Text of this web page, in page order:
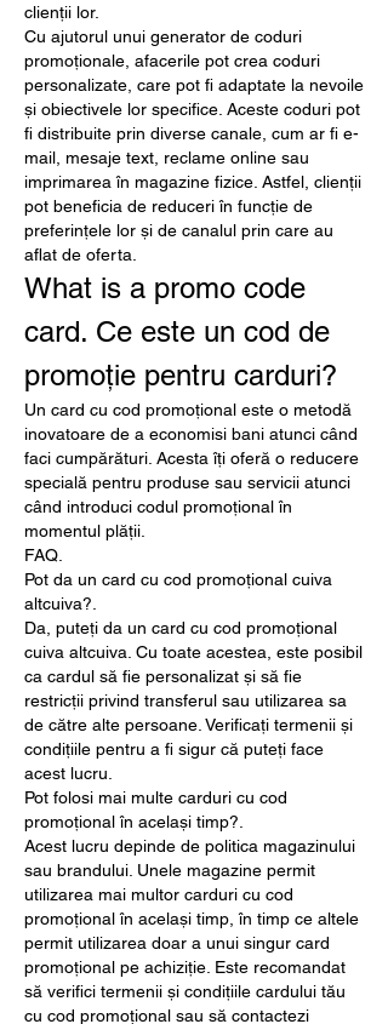
clienții lor.
Cu ajutorul unui generator de coduri
promoționale, afacerile pot crea coduri
personalizate, care pot fi adaptate la nevoile
și obiectivele lor specifice. Aceste coduri pot
fi distribuite prin diverse canale, cum ar fi e-
mail, mesaje text, reclame online sau
imprimarea în magazine fizice. Astfel, clienții
pot beneficia de reduceri în funcție de
preferințele lor și de canalul prin care au
aflat de oferta.
What is a promo code
card. Ce este un cod de
promoție pentru carduri?
Un card cu cod promoțional este o metodă
inovatoare de a economisi bani atunci când
faci cumpărături. Acesta îți oferă o reducere
specială pentru produse sau servicii atunci
când introduci codul promoțional în
momentul plății.
FAQ.
Pot da un card cu cod promoțional cuiva
altcuiva?.
Da, puteți da un card cu cod promoțional
cuiva altcuiva. Cu toate acestea, este posibil
ca cardul să fie personalizat și să fie
restricții privind transferul sau utilizarea sa
de către alte persoane. Verificați termenii și
condițiile pentru a fi sigur că puteți face
acest lucru.
Pot folosi mai multe carduri cu cod
promoțional în același timp?.
Acest lucru depinde de politica magazinului
sau brandului. Unele magazine permit
utilizarea mai multor carduri cu cod
promoțional în același timp, în timp ce altele
permit utilizarea doar a unui singur card
promoțional pe achiziție. Este recomandat
să verifici termenii și condițiile cardului tău
cu cod promoțional sau să contactezi